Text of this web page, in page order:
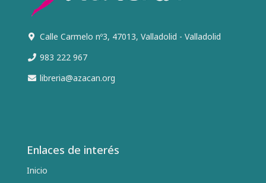
Calle Carmelo nº3, 47013, Valladolid - Valladolid
983 222 967
libreria@azacan.org
Enlaces de interés
Inicio